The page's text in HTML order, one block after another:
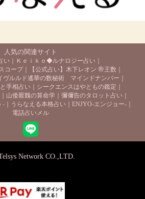
人気の関連サイト
い
Ｋｅｉｋｏ◆ルナロジー占い
コープ
【公式占い】木下レオン 帝王数
ヴルルド遙華の数秘術 マインドナンバー
手相占い
シークエンスはやともの鑑定
山倭厭魏の算命学
彌彌告のタロット占い
-
うらなえる本格占い
ENJYO-エンジョー-
電話占いメル
Network CO.,LTD.